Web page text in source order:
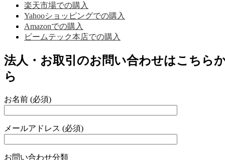
楽天市場での購入
Yahooショッピングでの購入
Amazonでの購入
ビームテック本店での購入
法人・お取引のお問い合わせはこちら
ら
お名前 (必須)
メールアドレス (必須)
お問い合わせ分類